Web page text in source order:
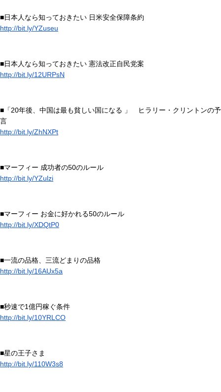
■日本人なら知っておきたい 日米安全保障条約
http://bit.ly/YZuseu
■日本人なら知っておきたい 憲法改正自民党案
http://bit.ly/12URPsN
■「20年後、中国は最も貧しい国になる 」 ヒラリー・クリントンの予
言
http://bit.ly/ZhNXPt
■マーフィー 成功者の50のルール
http://bit.ly/YZulzi
■マーフィー お金に好かれる50のルール
http://bit.ly/XDQtP0
■一流の品格、三流どまりの品格
http://bit.ly/16AUx5a
■秒速で1億円稼ぐ条件
http://bit.ly/10YRLCO
■星の王子さま
http://bit.ly/110W3s8